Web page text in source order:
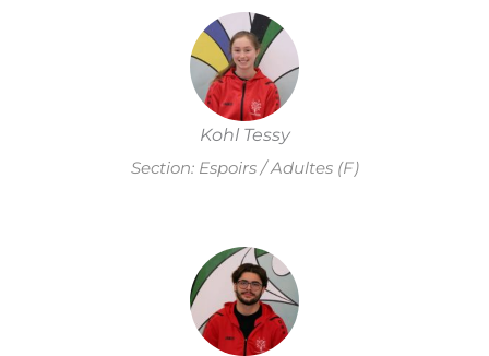
Kohl Tessy
Section: Espoirs / Adultes (F)